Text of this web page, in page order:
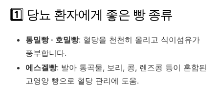
1️⃣ 당뇨 환자에게 좋은 빵 종류
통밀빵 · 호밀빵: 혈당을 천천히 올리고 식이섬유가
풍부합니다.
에스겔빵: 발아 통곡물, 보리, 콩, 렌즈콩 등이 혼합된
고영양 빵으로 혈당 관리에 도움.